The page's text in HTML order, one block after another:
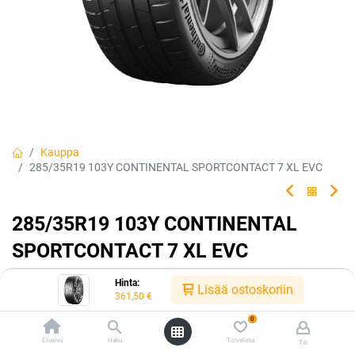
Hinta:
361,50 € Lisää ostoskoriin
Etusivu Haku
0
Toivelista Tili
Kauppa
285/35R19 103Y CONTINENTAL SPORTCONTACT 7 XL EVC
285/35R19 103Y CONTINENTAL
SPORTCONTACT 7 XL EVC
Pidä kiinni unelmistasi. Pysy tiellä.
4019238040753 Tuotekoodi:223965
361,50€